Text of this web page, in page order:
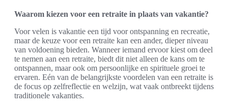
Waarom kiezen voor een retraite in plaats van vakantie?
Voor velen is vakantie een tijd voor ontspanning en recreatie,
maar de keuze voor een retraite kan een ander, dieper niveau
van voldoening bieden. Wanneer iemand ervoor kiest om deel
te nemen aan een retraite, biedt dit niet alleen de kans om te
ontspannen, maar ook om persoonlijke en spirituele groei te
ervaren. Eén van de belangrijkste voordelen van een retraite is
de focus op zelfreflectie en welzijn, wat vaak ontbreekt tijdens
traditionele vakanties.